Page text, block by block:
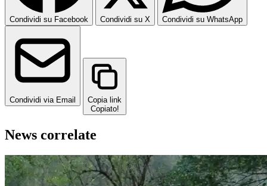
Condividi su Facebook Condividi su X Condividi su WhatsApp
Condividi via Email
Copia link
Copiato!
News correlate